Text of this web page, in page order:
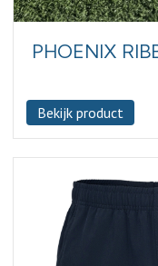
PHOENIX
Bekijk product